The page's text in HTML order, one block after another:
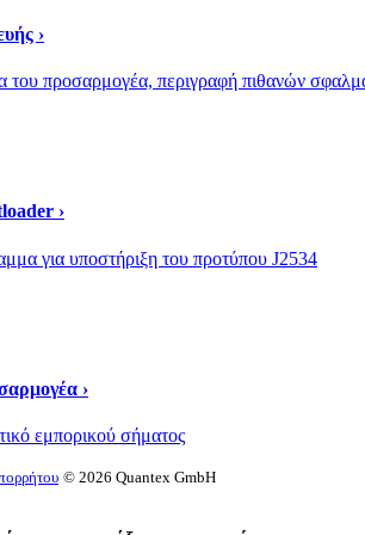
›
του προσαρμογέα, περιγραφή πιθανών
›
για υποστήριξη του προτύπου J2534
›
εμπορικού σήματος
© 2026 Quantex GmbH